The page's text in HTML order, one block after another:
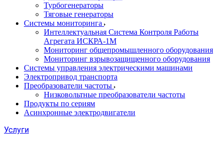
Турбогенераторы
Тяговые генераторы
Системы мониторинга
Интеллектуальная Система Контроля Работы
Агрегата ИСКРА-1М
Мониторинг общепромышленного оборудования
Мониторинг взрывозащищенного оборудования
Системы управления электрическими машинами
Электропривод транспорта
Преобразователи частоты
Низковольтные преобразователи частоты
Продукты по сериям
Асинхронные электродвигатели
Услуги